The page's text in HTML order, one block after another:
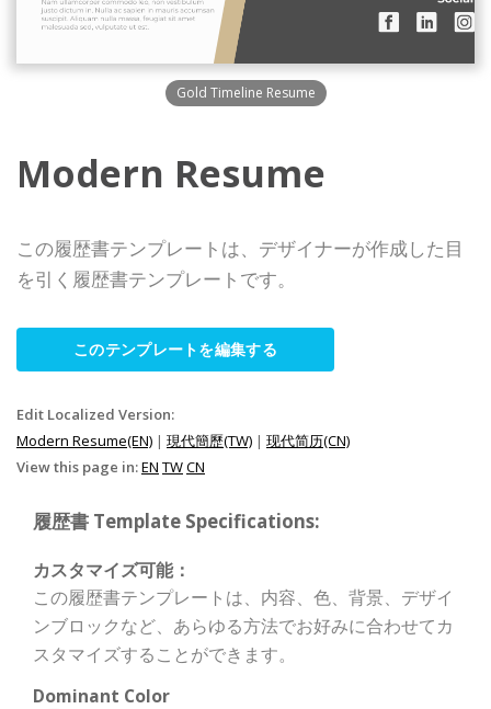
Gold Timeline Resume
Modern Resume
この履歴書テンプレートは、デザイナーが作成した目
を引く履歴書テンプレートです。
このテンプレートを編集する
Edit Localized Version:
Modern Resume(EN) | 現代簡歷(TW) | 现代简历(CN)
View this page in:EN TWCN
履歴書 Template Specifications:
カスタマイズ可能：
この履歴書テンプレートは、内容、色、背景、デザイ
ンブロックなど、あらゆる方法でお好みに合わせてカ
スタマイズすることができます。
Dominant Color